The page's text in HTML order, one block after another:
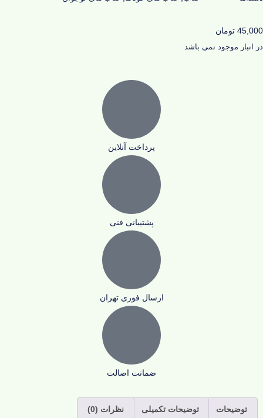
45,000 تومان
در انبار موجود نمی باشد
پرداخت آنلاین
پشتیبانی فنی
ارسال فوری تهران
ضمانت اصالت
توضیحات توضیحات تکمیلی نظرات (0)